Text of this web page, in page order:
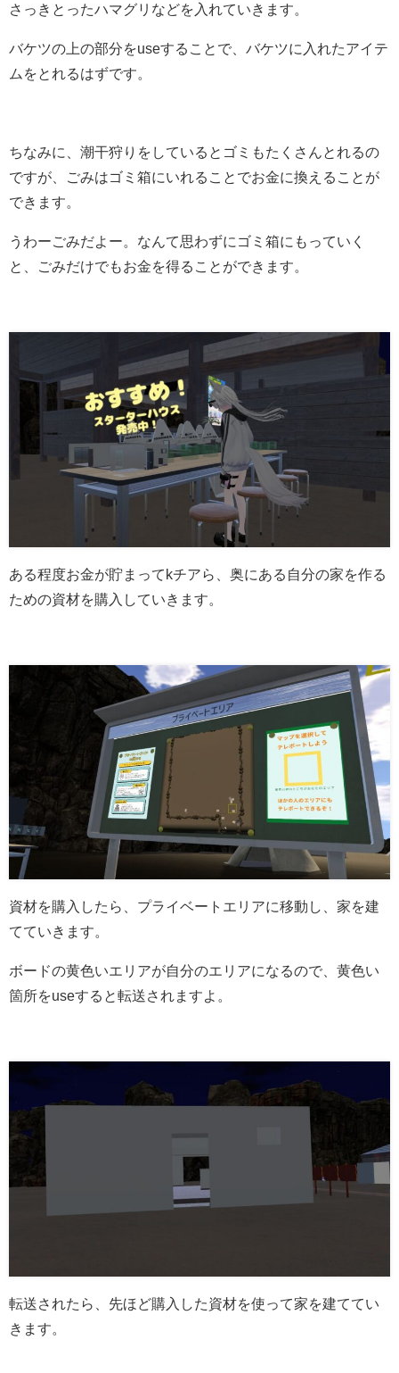
さっきとったハマグリなどを入れていきます。
バケツの上の部分をuseすることで、バケツに入れたアイテ
ムをとれるはずです。
ちなみに、潮干狩りをしているとゴミもたくさんとれるの
ですが、ごみはゴミ箱にいれることでお金に換えることが
できます。
うわーごみだよー。なんて思わずにゴミ箱にもっていく
と、ごみだけでもお金を得ることができます。
ある程度お金が貯まってkチアら、奥にある自分の家を作る
ための資材を購入していきます。
資材を購入したら、プライベートエリアに移動し、家を建
てていきます。
ボードの黄色いエリアが自分のエリアになるので、黄色い
箇所をuseすると転送されますよ。
転送されたら、先ほど購入した資材を使って家を建ててい
きます。